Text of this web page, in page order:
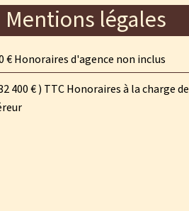
Mentions légales
€ Honoraires d'agence non inclus
400 € ) TTC Honoraires à la charge de